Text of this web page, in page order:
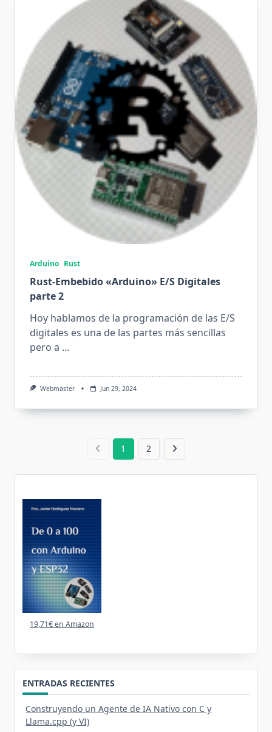
Arduino Rust
Rust-Embebido «Arduino» E/S Digitales
parte 2
Hoy hablamos de la programación de las E/S
digitales es una de las partes más sencillas
pero a ...
Webmaster Jun 29, 2024
1 2
19,71€ en Amazon
ENTRADAS RECIENTES
Construyendo un Agente de IA Nativo con C y
Llama.cpp (y VI)